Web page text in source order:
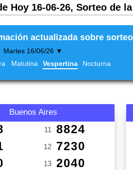
Hoy 16-06-26, Sorteo de
actualizada sobre
Martes 16/06/26 ▼
Matutina Vespertina Nocturna
Buenos Aires
11 8824
12 7230
13 2040